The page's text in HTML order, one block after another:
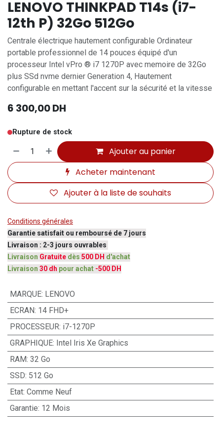
LENOVO THINKPAD T14s (i7-
12th P) 32Go 512Go
Centrale électrique hautement configurable Ordinateur
portable professionnel de 14 pouces équipé d'un
processeur Intel vPro ® i7 1270P avec memoire de 32Go
plus SSd nvme dernier Generation 4, Hautement
configurable en mettant l'accent sur la sécurité et la vitesse
6 300,00DH
Rupture de stock
Ajouter au panier
Acheter maintenant
Ajouter à la liste de souhaits
Conditions générales
Garantie satisfait ou remboursé de 7 jours
Livraison : 2-3 jours ouvrables
Livraison Gratuite dès 500 DH d'achat
Livraison 30 dh pour achat -500 DH
MARQUE: LENOVO
ECRAN: 14 FHD+
PROCESSEUR: i7-1270P
GRAPHIQUE: Intel Iris Xe Graphics
RAM: 32 Go
SSD: 512 Go
Etat: Comme Neuf
Garantie: 12 Mois